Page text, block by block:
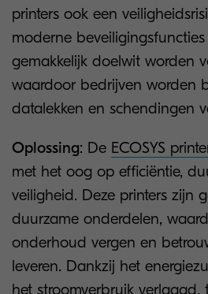
printers ook een
moderne
gemakkelijk doelwit worden
waardoor bedrijven worden
datalekken en schendingen
Oplossing: De ECOSYS
met het oog op efficiëntie,
veiligheid. Deze printers zijn
duurzame onderdelen,
onderhoud vergen en
leveren. Dankzij het
het stroomverbruik verlaagd,